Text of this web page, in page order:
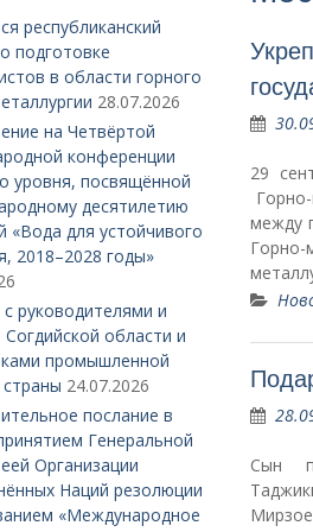
29
между
Сын
республиканский
подготовке
в области горного
28.07.2026
на Четвёртой
конференции
уровня, посвящённой
десятилетию
«Вода для устойчивого
2018–2028 годы»
руководителями и
области и
промышленной
24.07.2026
послание в
Генеральной
Организации
Наций резолюции
«Международное